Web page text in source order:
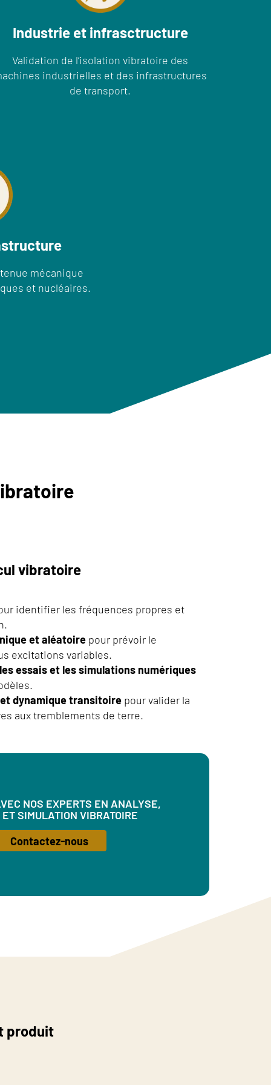
Industrie et infrasctructure
Validation de l’isolation vibratoire des
industrielles et des infrastructures
de transport.
mécanique
et nucléaires.
vibratoire
identifier les fréquences propres et
et aléatoire pour prévoir le
excitations variables.
essais et les simulations numériques
dynamique transitoire pour valider la
aux tremblements de terre.
NOS EXPERTS EN ANALYSE,
SIMULATION VIBRATOIRE
Contactez-nous
produit